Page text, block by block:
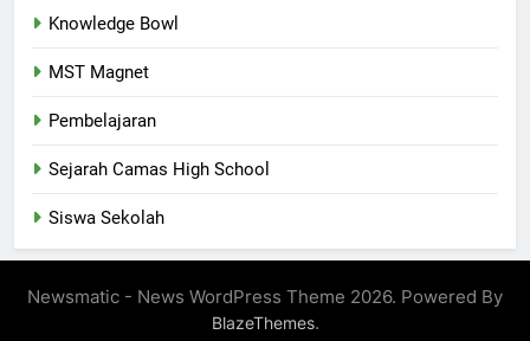
Knowledge Bowl
MST Magnet
Pembelajaran
Sejarah Camas High School
Siswa Sekolah
Newsmatic - News WordPress Theme 2026. Powered By
BlazeThemes.